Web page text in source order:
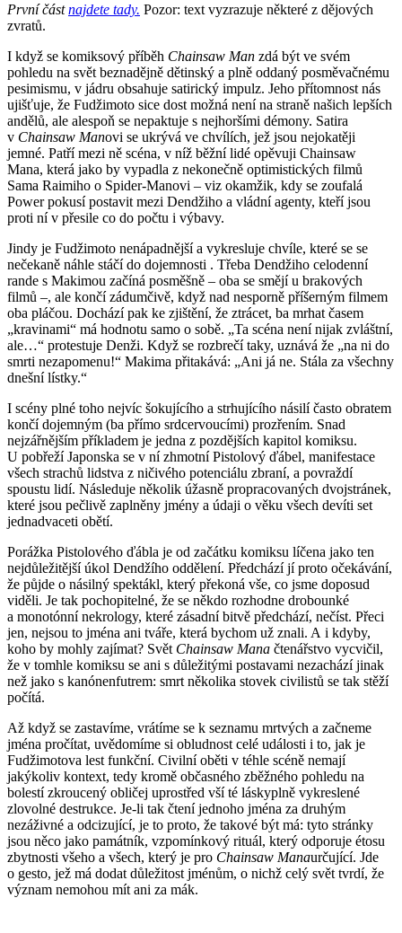
První částnajdete tady. Pozor: text vyzrazuje některé z dějových
zvratů.
I když se komiksový příběh Chainsaw Man zdá být ve svém
pohledu na svět beznadějně dětinský a plně oddaný posměvačnému
pesimismu, v jádru obsahuje satirický impulz. Jeho přítomnost nás
ujišťuje, že Fudžimoto sice dost možná není na straně našich lepších
andělů, ale alespoň se nepaktuje s nejhoršími démony. Satira
v Chainsaw Manovi se ukrývá ve chvílích, jež jsou nejokatěji
jemné. Patří mezi ně scéna, v níž běžní lidé opěvuji Chainsaw
Mana, která jako by vypadla z nekonečně optimistických filmů
Sama Raimiho o Spider-Manovi – viz okamžik, kdy se zoufalá
Power pokusí postavit mezi Dendžiho a vládní agenty, kteří jsou
proti ní v přesile co do počtu i výbavy.
Jindy je Fudžimoto nenápadnější a vykresluje chvíle, které se se
nečekaně náhle stáčí do dojemnosti . Třeba Dendžiho celodenní
rande s Makimou začíná posměšně – oba se smějí u brakových
filmů –, ale končí zádumčivě, když nad nesporně příšerným filmem
oba pláčou. Dochází pak ke zjištění, že ztrácet, ba mrhat časem
„kravinami“ má hodnotu samo o sobě. „Ta scéna není nijak zvláštní,
ale…“ protestuje Denži. Když se rozbrečí taky, uznává že „na ni do
smrti nezapomenu!“ Makima přitakává: „Ani já ne. Stála za všechny
dnešní lístky.“
I scény plné toho nejvíc šokujícího a strhujícího násilí často obratem
končí dojemným (ba přímo srdcervoucími) prozřením. Snad
nejzářnějším příkladem je jedna z pozdějších kapitol komiksu.
U pobřeží Japonska se v ní zhmotní Pistolový ďábel, manifestace
všech strachů lidstva z ničivého potenciálu zbraní, a povraždí
spoustu lidí. Následuje několik úžasně propracovaných dvojstránek,
které jsou pečlivě zaplněny jmény a údaji o věku všech devíti set
jednadvaceti obětí.
Porážka Pistolového ďábla je od začátku komiksu líčena jako ten
nejdůležitější úkol Dendžího oddělení. Předchází jí proto očekávání,
že půjde o násilný spektákl, který překoná vše, co jsme doposud
viděli. Je tak pochopitelné, že se někdo rozhodne drobounké
a monotónní nekrology, které zásadní bitvě předchází, nečíst. Přeci
jen, nejsou to jména ani tváře, která bychom už znali. A i kdyby,
koho by mohly zajímat? Svět Chainsaw Mana čtenářstvo vycvičil,
že v tomhle komiksu se ani s důležitými postavami nezachází jinak
než jako s kanónenfutrem: smrt několika stovek civilistů se tak stěží
počítá.
Až když se zastavíme, vrátíme se k seznamu mrtvých a začneme
jména pročítat, uvědomíme si obludnost celé události i to, jak je
Fudžimotova lest funkční. Civilní oběti v téhle scéně nemají
jakýkoliv kontext, tedy kromě občasného zběžného pohledu na
bolestí zkroucený obličej uprostřed vší té láskyplně vykreslené
zlovolné destrukce. Je-li tak čtení jednoho jména za druhým
nezáživné a odcizující, je to proto, že takové být má: tyto stránky
jsou něco jako památník, vzpomínkový rituál, který odporuje étosu
zbytnosti všeho a všech, který je pro Chainsaw Manaurčující. Jde
o gesto, jež má dodat důležitost jménům, o nichž celý svět tvrdí, že
význam nemohou mít ani za mák.